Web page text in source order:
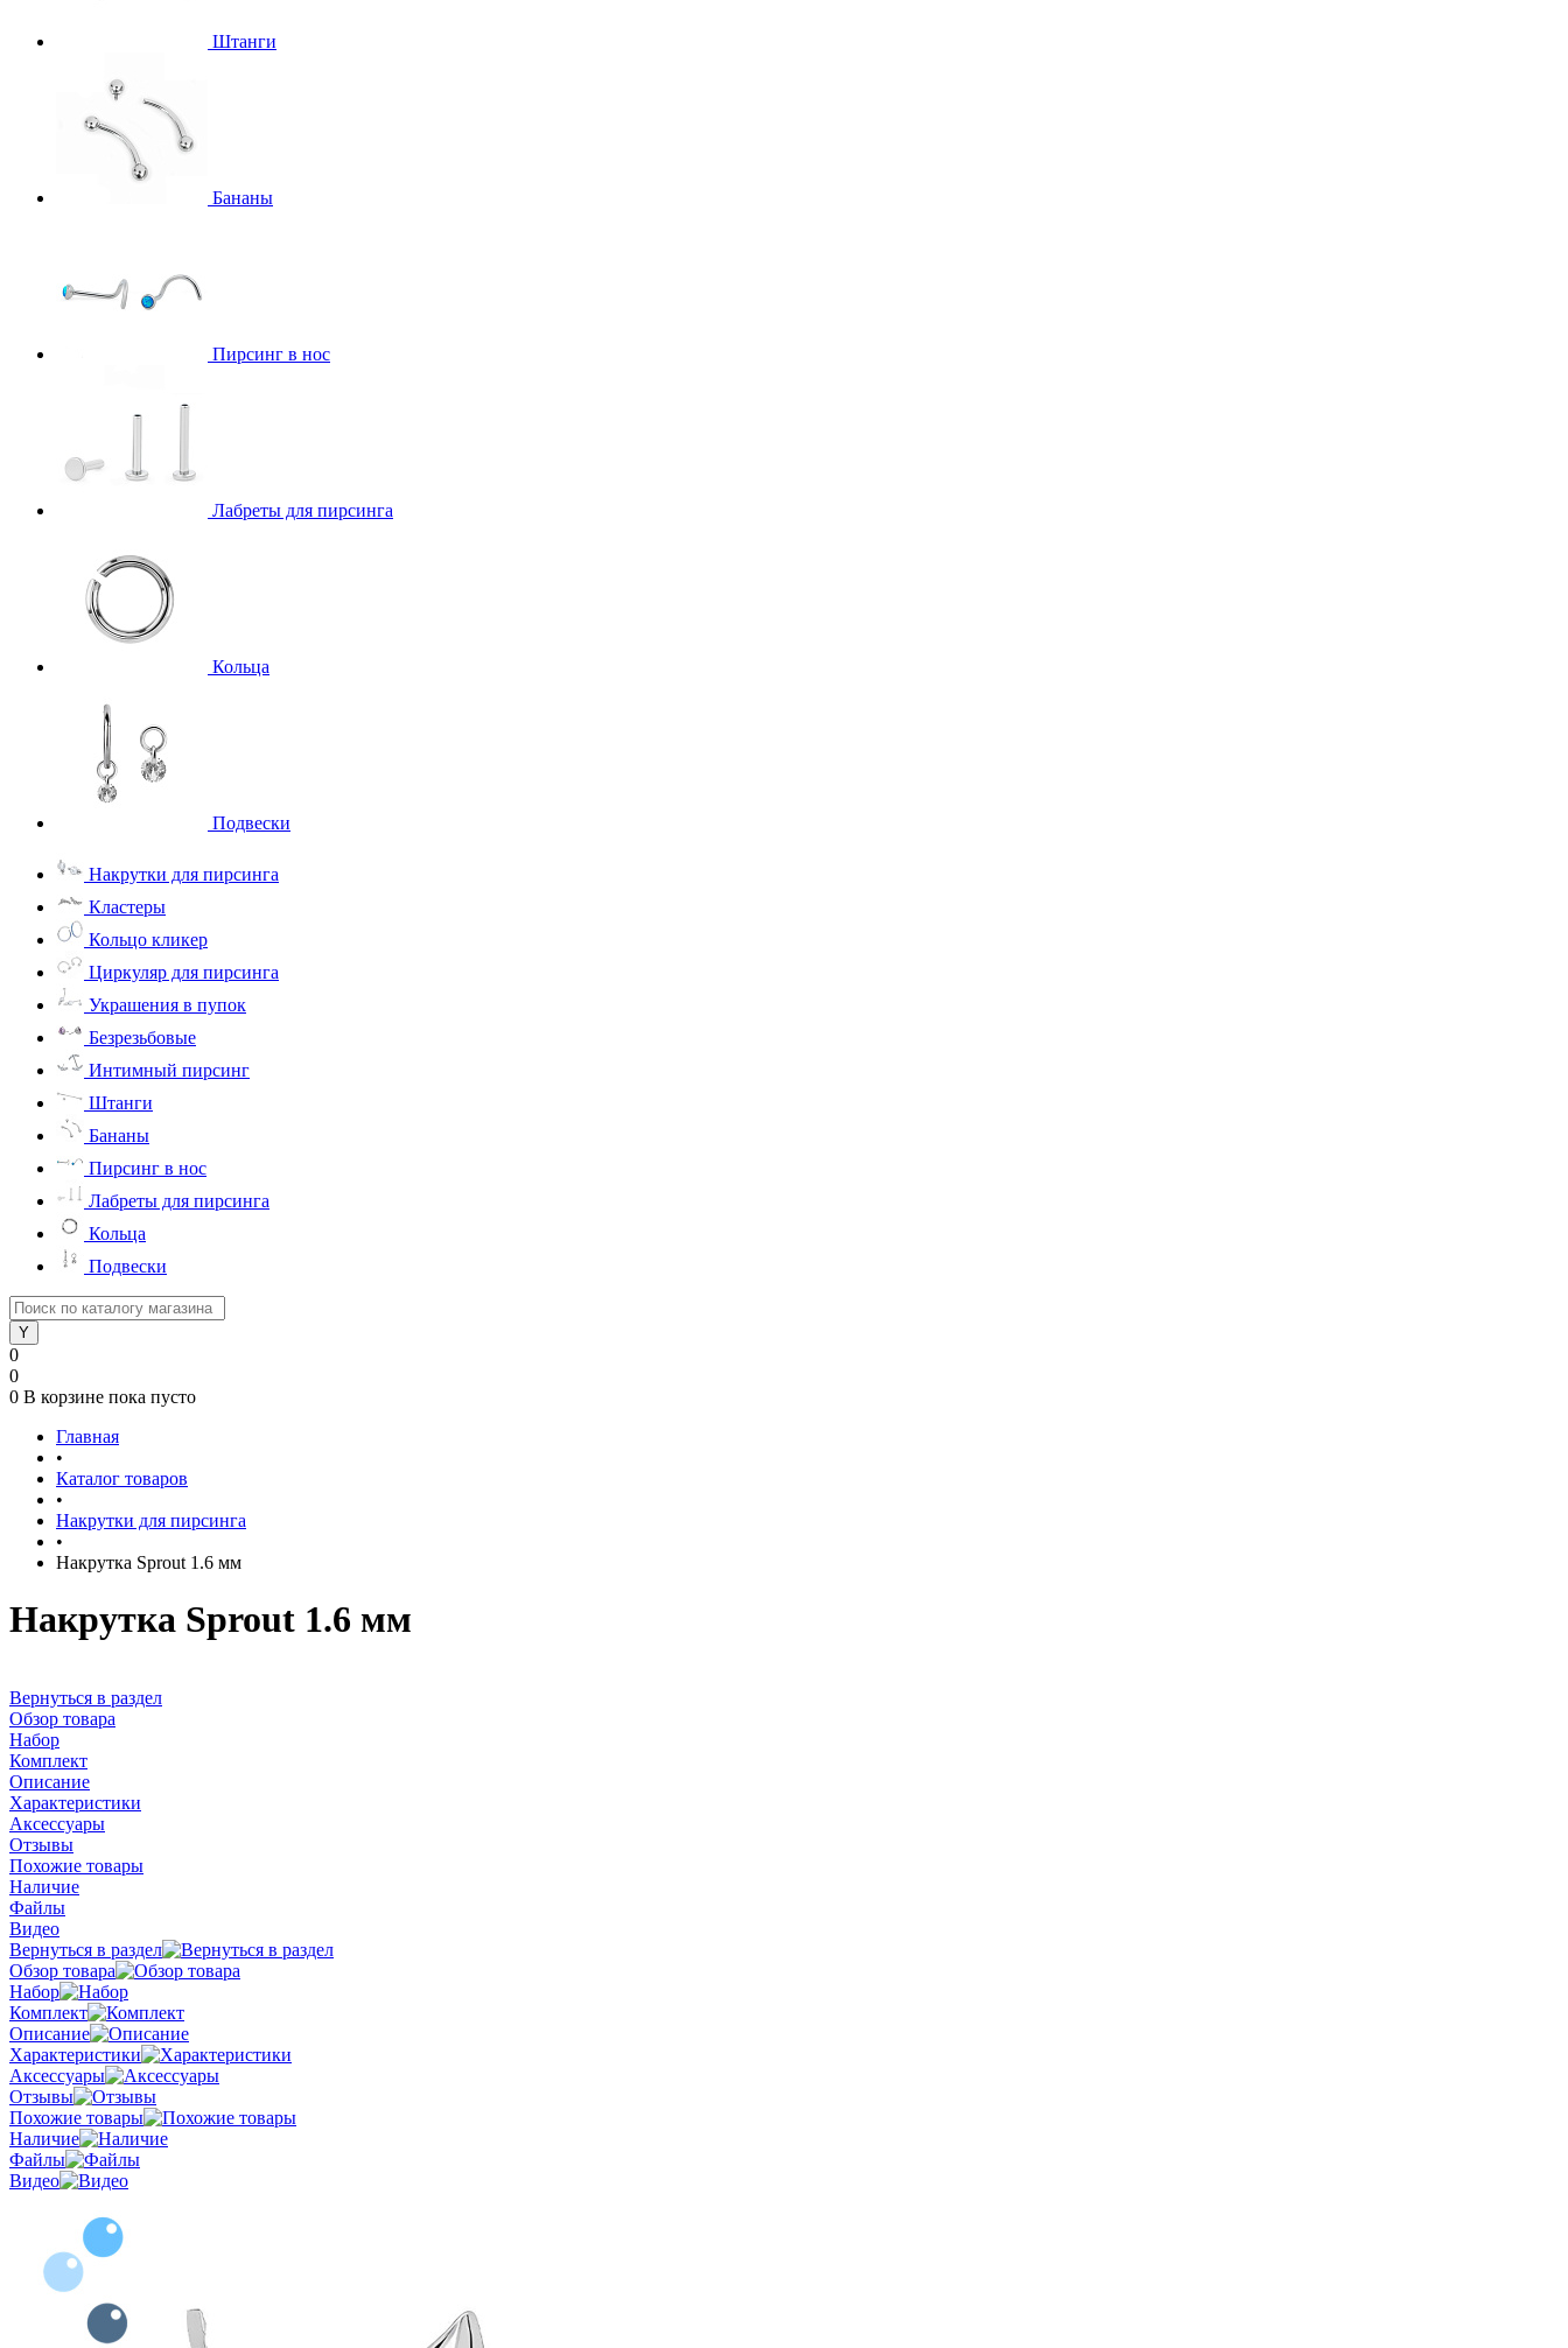
Штанги
Бананы
Пирсинг в нос
Лабреты для пирсинга
Кольца
Подвески
Накрутки для пирсинга
Кластеры
Кольцо кликер
Циркуляр для пирсинга
Украшения в пупок
Безрезьбовые
Интимный пирсинг
Штанги
Бананы
Пирсинг в нос
Лабреты для пирсинга
Кольца
Подвески
0
0
0 В корзине пока пусто
Главная
•
Каталог товаров
•
Накрутки для пирсинга
•
Накрутка Sprout 1.6 мм
Накрутка Sprout 1.6 мм
Вернуться в раздел
Обзор товара
Набор
Комплект
Описание
Характеристики
Аксессуары
Отзывы
Похожие товары
Наличие
Файлы
Видео
Вернуться в раздел
Обзор товара
Набор
Комплект
Описание
Характеристики
Аксессуары
Отзывы
Похожие товары
Наличие
Файлы
Видео